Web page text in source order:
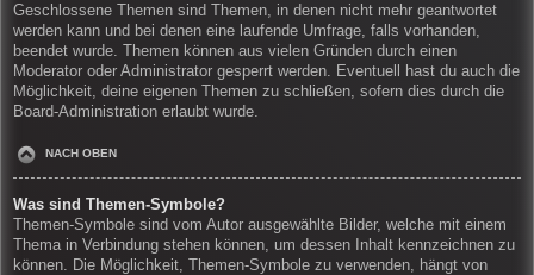
Geschlossene Themen sind Themen, in denen nicht mehr geantwortet
werden kann und bei denen eine laufende Umfrage, falls vorhanden,
beendet wurde. Themen können aus vielen Gründen durch einen
Moderator oder Administrator gesperrt werden. Eventuell hast du auch die
Möglichkeit, deine eigenen Themen zu schließen, sofern dies durch die
Board-Administration erlaubt wurde.
NACH OBEN
Was sind Themen-Symbole?
Themen-Symbole sind vom Autor ausgewählte Bilder, welche mit einem
Thema in Verbindung stehen können, um dessen Inhalt kennzeichnen zu
können. Die Möglichkeit, Themen-Symbole zu verwenden, hängt von